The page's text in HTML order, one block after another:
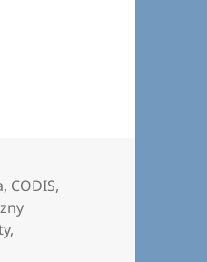
, CODIS,
,